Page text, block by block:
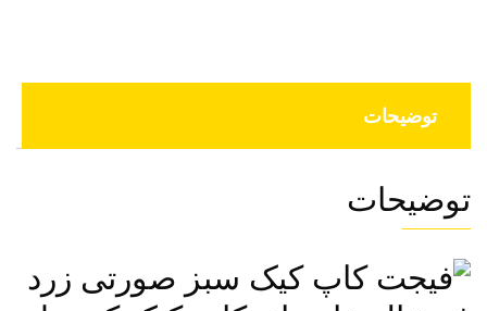
توضیحات
توضیحات